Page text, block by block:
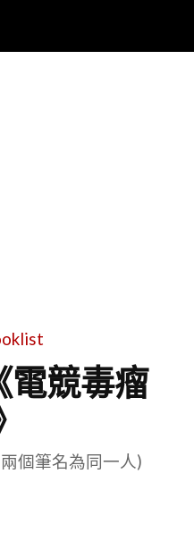
電競毒瘤
個筆名為同一人)